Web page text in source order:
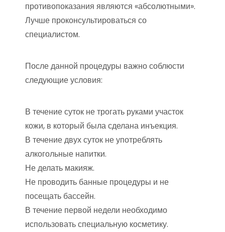
противопоказания являются «абсолютными».
Лучше проконсультироваться со
специалистом.
После данной процедуры важно соблюсти
следующие условия:
В течение суток не трогать руками участок
кожи, в который была сделана инъекция.
В течение двух суток не употреблять
алкогольные напитки.
Не делать макияж.
Не проводить банные процедуры и не
посещать бассейн.
В течение первой недели необходимо
использовать специальную косметику.